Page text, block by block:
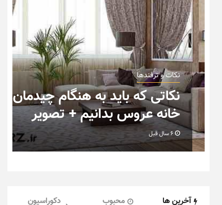
نکات و ترفندها
نکاتی که باید به هنگام چیدمان
خانه عروس بدانیم + تصویر
آخرین ها محبوب دکوراسیون